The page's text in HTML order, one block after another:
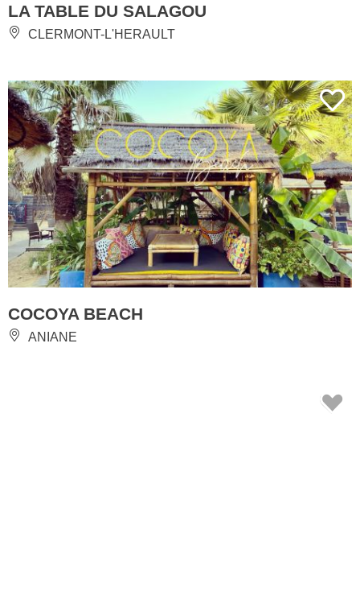
LA TABLE DU SALAGOU
CLERMONT-L'HERAULT
COCOYA BEACH
ANIANE